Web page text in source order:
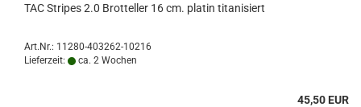
TAC Stripes 2.0 Brotteller 16 cm. platin titanisiert
Art.Nr.: 11280-403262-10216
Lieferzeit:
ca. 2 Wochen
45,50 EUR